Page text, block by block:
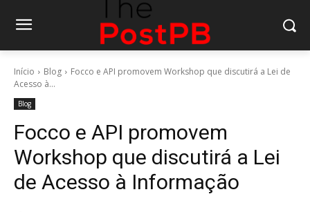
Início Blog
Focco e API promovem Workshop que discutirá a Lei de
Acesso à...
Blog
Focco e API promovem
Workshop que discutirá a Lei
de Acesso à Informação